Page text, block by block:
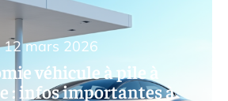
véhicule à pile à
: infos importantes à
12 mars 2026